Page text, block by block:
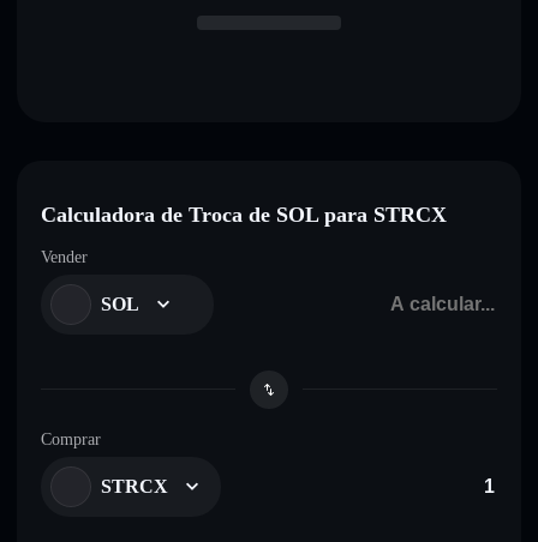
Calculadora de Troca de SOL para STRCX
Vender
SOL
Comprar
STRCX